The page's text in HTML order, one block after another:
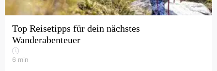
Top Reisetipps für dein nächstes
Wanderabenteuer
6 min